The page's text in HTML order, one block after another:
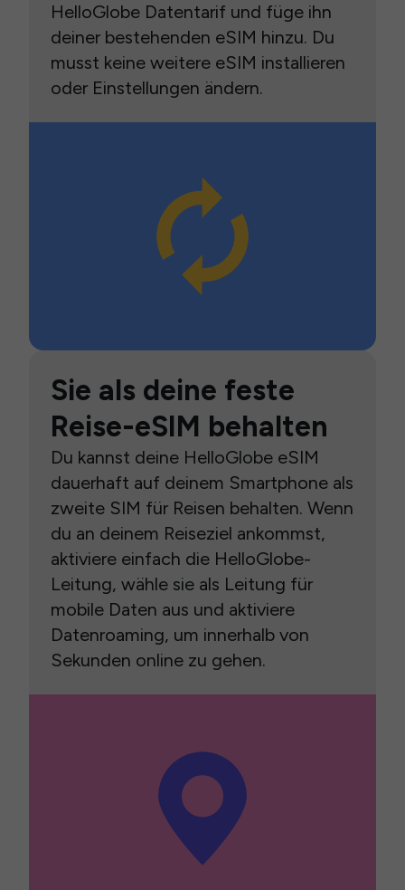
HelloGlobe Datentarif und füge ihn
deiner bestehenden eSIM hinzu. Du
musst keine weitere eSIM installieren
oder Einstellungen ändern.
Sie als deine feste
Reise-eSIM behalten
Du kannst deine HelloGlobe eSIM
dauerhaft auf deinem Smartphone als
zweite SIM für Reisen behalten. Wenn
du an deinem Reiseziel ankommst,
aktiviere einfach die HelloGlobe-
Leitung, wähle sie als Leitung für
mobile Daten aus und aktiviere
Datenroaming, um innerhalb von
Sekunden online zu gehen.